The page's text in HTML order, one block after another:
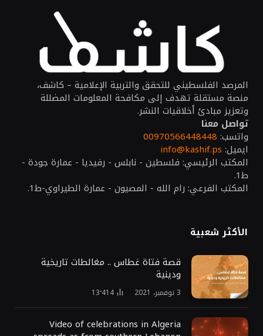
المرصد الفلسطيني للتحقق والتربية الإعلامية – كاشف،
منصة مستقلة تهدف إلى مكافحة المعلومات المضللة
وتعزيز مبادئ أخلاقيات النشر.
تواصل معنا
واتسب: 00970566448448
ايميل: info@kashif.ps
المكتب الرئيسي: فلسطين - نابلس - رفيديا - عمارة جودة -
ط1.
المكتب الفرعي: رام الله - المصيون - عمارة الطيراوي-ط1.
الأكثر شعبية
قصة فتاة غطاس .. مغالطات تاريخية
ودينية
3 نوفمبر، 2021 13٬414
Video of celebrations in Algeria